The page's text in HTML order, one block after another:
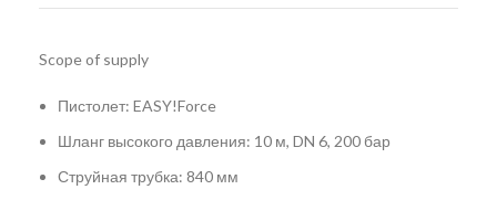
Scope of supply
Пистолет: EASY!Force
Шланг высокого давления: 10 м, DN 6, 200 бар
Струйная трубка: 840 мм